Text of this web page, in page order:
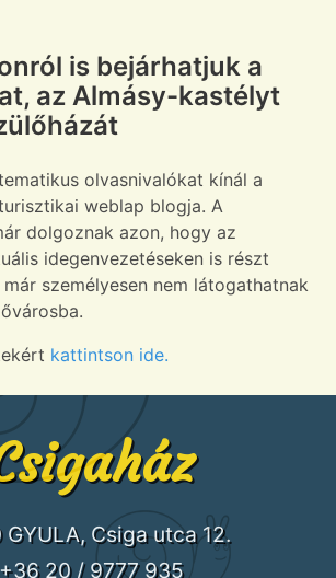
is bejárhatjuk a
az Almásy-kastélyt
olvasnivalókat kínál a
weblap blogja. A
dolgoznak azon, hogy az
idegenvezetéseken is részt
már személyesen nem látogathatnak
kattintson ide.
GYULA, Csiga utca 12.
+36 20 / 9777 935